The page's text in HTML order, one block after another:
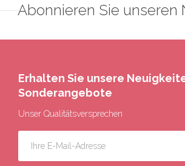
Abonnieren Sie unseren
Erhalten Sie unsere
Sonderangebote
Unser Qualitätsversprechen